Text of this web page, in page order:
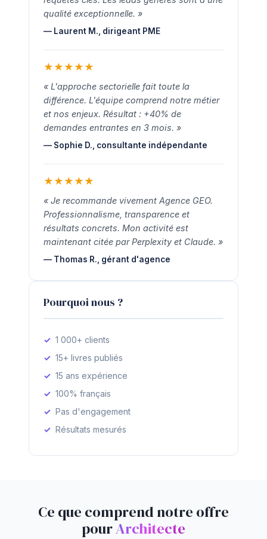
qualité exceptionnelle. »
— Laurent M., dirigeant PME
★ ★ ★ ★ ★
« L'approche sectorielle fait toute la
différence. L'équipe comprend notre métier
et nos enjeux. Résultat : +40% de
demandes entrantes en 3 mois. »
— Sophie D., consultante indépendante
★ ★ ★ ★ ★
« Je recommande vivement Agence GEO.
Professionnalisme, transparence et
résultats concrets. Mon activité est
maintenant citée par Perplexity et Claude. »
— Thomas R., gérant d'agence
Pourquoi nous ?
1 000+ clients
15+ livres publiés
15 ans expérience
100% français
Pas d'engagement
Résultats mesurés
Ce que comprend notre offre
pourArchitecte